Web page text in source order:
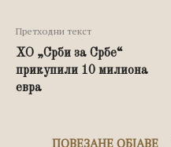
Претходни текст
ХО „Срби за Србе“
прикупили 10 милиона
евра
ПОВЕЗАНЕ ОБЈАВЕ